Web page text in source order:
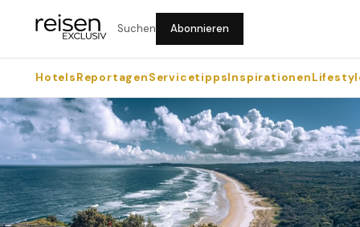
Suchen Abonnieren
HotelsReportagenServicetippsInspirationen